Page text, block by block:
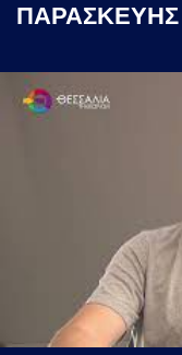
ΠΑΡΑΣΚΕΥΗΣ